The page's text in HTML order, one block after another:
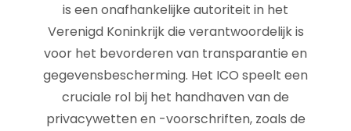
is een onafhankelijke autoriteit in het
Verenigd Koninkrijk die verantwoordelijk is
voor het bevorderen van transparantie en
gegevensbescherming. Het ICO speelt een
cruciale rol bij het handhaven van de
privacywetten en -voorschriften, zoals de